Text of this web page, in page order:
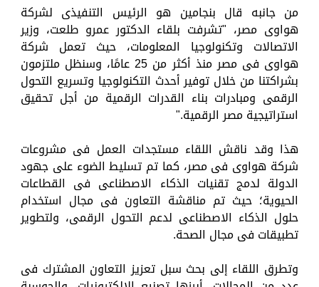
من جانبه قال بنجامين هو الرئيس التنفيذى لشركة
هواوى مصر، "تشرفت بلقاء الدكتور عمرو طلعت، وزير
الاتصالات وتكنولوجيا المعلومات، حيث تعمل شركة
هواوى فى مصر منذ أكثر من 25 عامًا، وسنظل ملتزمون
بشراكتنا من خلال توفير أحدث التكنولوجيا وتسريع التحول
الرقمى ومبادرات بناء القدرات الرقمية من أجل تحقيق
استراتيجية مصر الرقمية."
هذا وقد ناقش اللقاء مستجدات العمل فى مشروعات
شركة هواوى فى مصر، كما تم تسليط الضوء على جهود
الدولة لدمج تقنيات الذكاء الاصطناعى فى القطاعات
الحيوية؛ حيث تم مناقشة التعاون فى مجال استخدام
حلول الذكاء الاصطناعى لدعم التحول الرقمى، ولتطوير
تطبيقات فى مجال الصحة.
وتطرق اللقاء إلى بحث سبل تعزيز التعاون المشترك فى